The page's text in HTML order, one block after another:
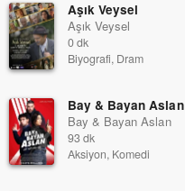
Aşık Veysel
Aşık Veysel
0 dk
Biyografi, Dram
Bay & Bayan Aslan
Bay & Bayan Aslan
93 dk
Aksiyon, Komedi